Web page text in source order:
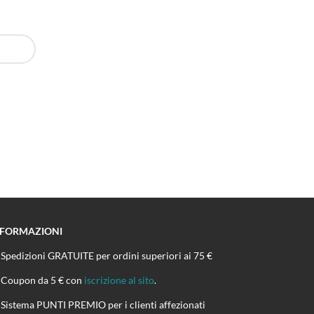
Spedizioni GRATUITE per ordini superiori ai 75 €
Coupon da 5 € con iscrizione al sito.
Sistema PUNTI PREMIO per i clienti affezionati